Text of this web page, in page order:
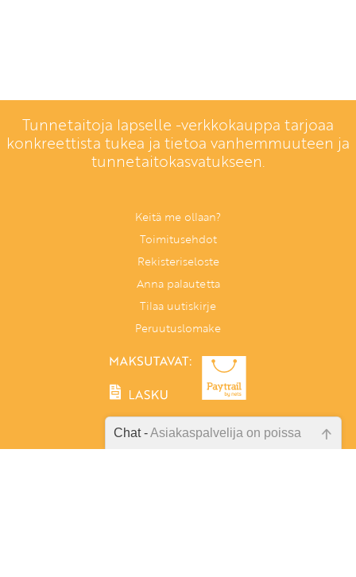
Tunnetaitoja lapselle -verkkokauppa tarjoaa
konkreettista tukea ja tietoa vanhemmuuteen ja
tunnetaitokasvatukseen.
Keitä me ollaan?
Toimitusehdot
Rekisteriseloste
Anna palautetta
Tilaa uutiskirje
Peruutuslomake
Chat -Asiakaspalvelija on poissa